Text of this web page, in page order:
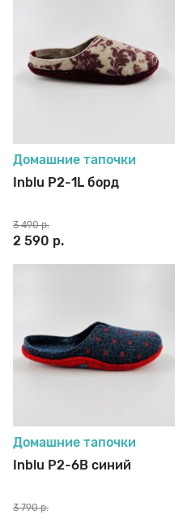
Домашние тапочки
Inblu P2-1L борд
2 590 р.
3 490 р.
Домашние тапочки
Inblu P2-6B синий
3 790 р.